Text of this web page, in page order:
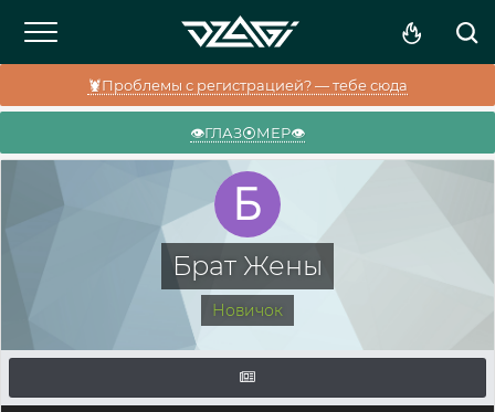
🦞Проблемы с регистрацией? — тебе сюда
👁️ГЛАЗ⦿МЕР👁️
Брат Жены
Новичок